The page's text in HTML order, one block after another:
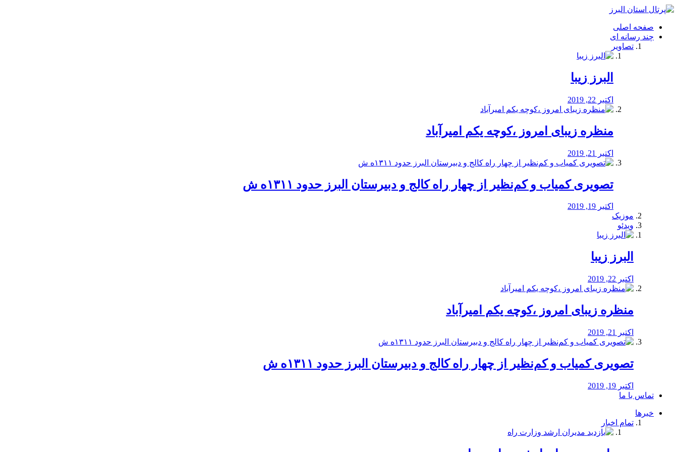
فصد
شرق
تهران
خشکشویی
صفحه اصلی
چند رسانه ای
تصاویر
البرز زیبا
اکتبر 22, 2019
منظره‌‌ زیبای امروز ،کوچه یکم امیرآباد
اکتبر 21, 2019
️تصویری کمیاب و کم‌نظیر از چهار راه كالج و دبيرستان البرز حدود ۱۳۱۱ه ش
اکتبر 19, 2019
موزیک
ویدئو
البرز زیبا
اکتبر 22, 2019
منظره‌‌ زیبای امروز ،کوچه یکم امیرآباد
اکتبر 21, 2019
️تصویری کمیاب و کم‌نظیر از چهار راه كالج و دبيرستان البرز حدود ۱۳۱۱ه ش
اکتبر 19, 2019
تماس با ما
خبرها
تمام اخبار